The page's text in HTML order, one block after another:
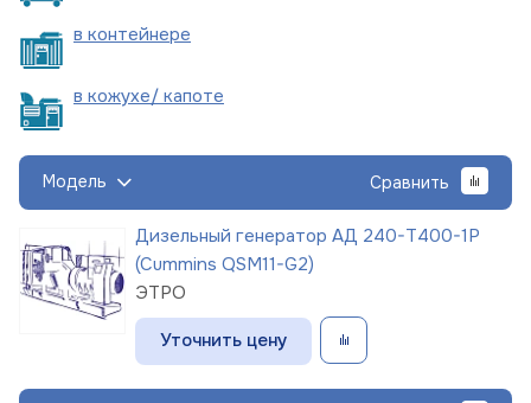
в контейнере
в кожухе/ капоте
Модель Сравнить
Дизельный генератор АД 240-Т400-1Р
(Cummins QSM11-G2)
ЭТРО
Уточнить цену